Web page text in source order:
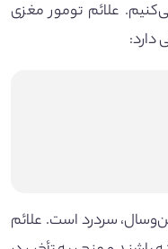
علائم تومور مغزی
سردرد است. علائم